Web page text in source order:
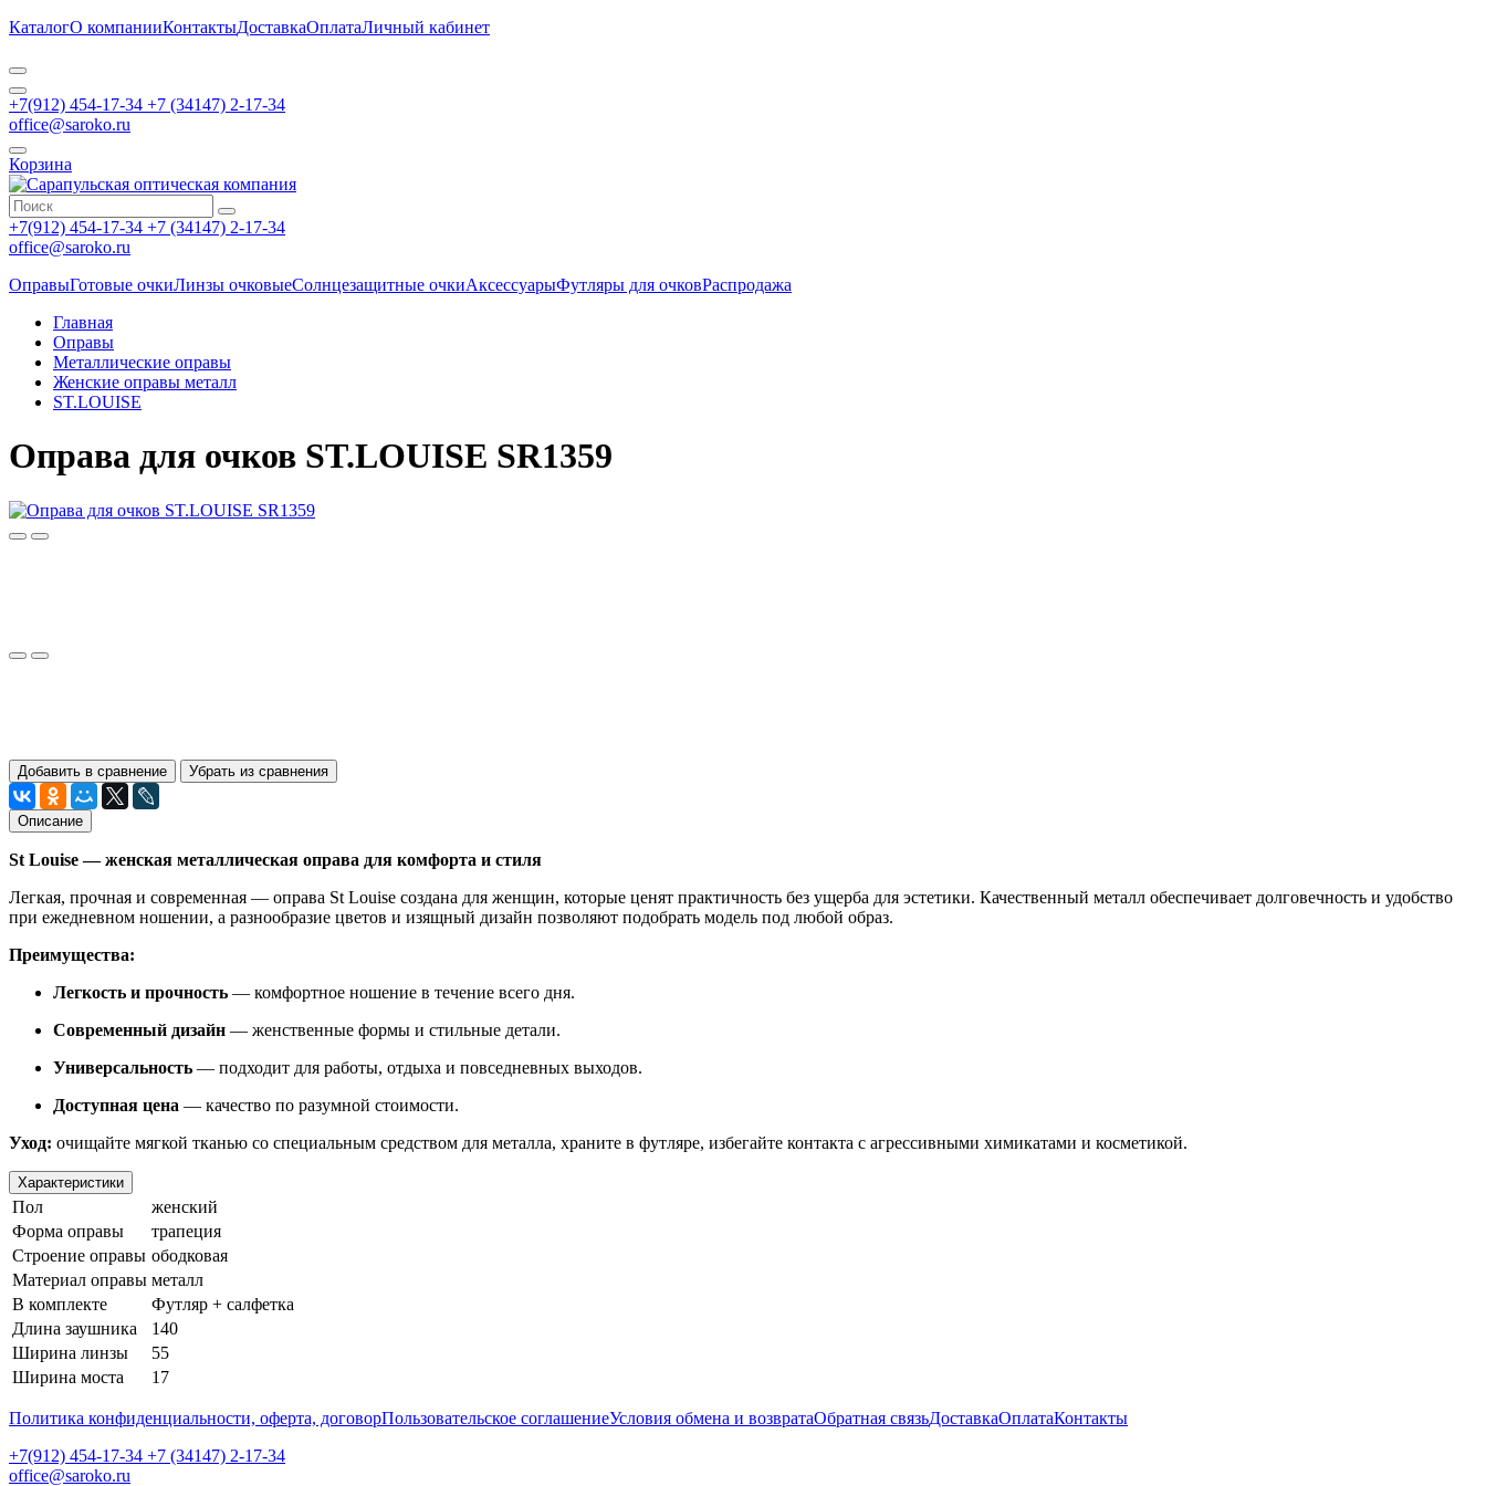
КаталогО компанииКонтактыДоставкаОплатаЛичный кабинет
+7(912) 454-17-34 +7 (34147) 2-17-34
office@saroko.ru
Корзина
+7(912) 454-17-34 +7 (34147) 2-17-34
office@saroko.ru
ОправыГотовые очкиЛинзы очковыеСолнцезащитные очкиАксессуарыФутляры для очковРаспродажа
Главная
Оправы
Металлические оправы
Женские оправы металл
ST.LOUISE
Оправа для очков ST.LOUISE SR1359
Добавить в сравнение Убрать из сравнения
Описание
St Louise — женская металлическая оправа для комфорта и стиля
Легкая, прочная и современная — оправа St Louise создана для женщин, которые ценят практичность без ущерба для эстетики. Качественный металл обеспечивает долговечность и удобство
при ежедневном ношении, а разнообразие цветов и изящный дизайн позволяют подобрать модель под любой образ.
Преимущества:
Легкость и прочность — комфортное ношение в течение всего дня.
Современный дизайн — женственные формы и стильные детали.
Универсальность — подходит для работы, отдыха и повседневных выходов.
Доступная цена — качество по разумной стоимости.
Уход: очищайте мягкой тканью со специальным средством для металла, храните в футляре, избегайте контакта с агрессивными химикатами и косметикой.
Характеристики
Пол
женский
Форма оправы
трапеция
Строение оправы ободковая
Материал оправы металл
В комплекте
Футляр + салфетка
Длина заушника
140
Ширина линзы
55
Ширина моста
17
Политика конфиденциальности, оферта, договорПользовательское соглашениеУсловия обмена и возвратаОбратная связьДоставкаОплатаКонтакты
+7(912) 454-17-34 +7 (34147) 2-17-34
office@saroko.ru